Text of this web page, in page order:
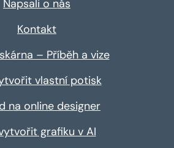
Napsali o nás
Kontakt
– Příběh a vize
vlastní potisk
na online designer
grafiku v AI